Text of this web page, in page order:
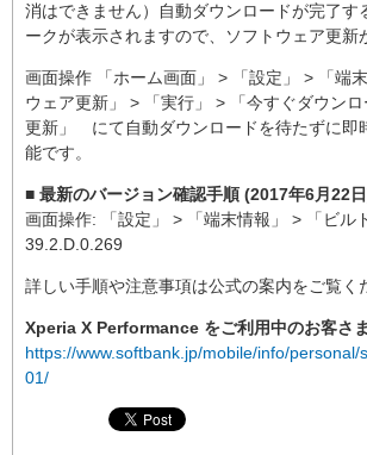
消はできません）自動ダウンロードが完了す
ークが表示されますので、ソフトウェア更新
画面操作 「ホーム画面」 > 「設定」 > 「端
ウェア更新」 > 「実行」 > 「今すぐダウン
更新」 にて自動ダウンロードを待たずに即
能です。
■ 最新のバージョン確認手順 (2017年6月22
画面操作: 「設定」 > 「端末情報」 > 「ビル
39.2.D.0.269
詳しい手順や注意事項は公式の案内をご覧く
Xperia X Performance をご利用中のお客さ
https://www.softbank.jp/mobile/info/personal/
01/